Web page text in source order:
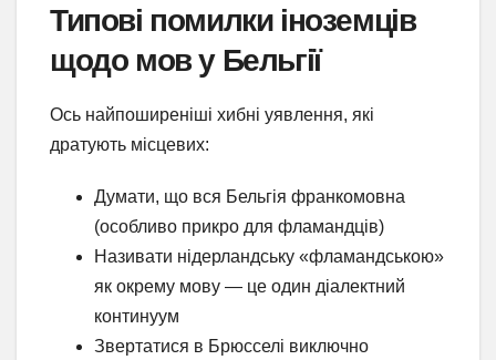
Типові помилки іноземців
щодо мов у Бельгії
Ось найпоширеніші хибні уявлення, які
дратують місцевих:
Думати, що вся Бельгія франкомовна
(особливо прикро для фламандців)
Називати нідерландську «фламандською»
як окрему мову — це один діалектний
континуум
Звертатися в Брюсселі виключно